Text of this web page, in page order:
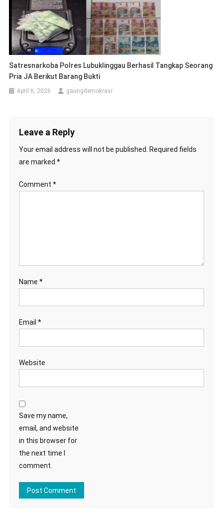
Satresnarkoba Polres Lubuklinggau Berhasil Tangkap Seorang
Pria JA Berikut Barang Bukti
April 6, 2026 gaungdemokrasi
Leave a Reply
Your email address will not be published. Required fields
are marked *
Comment *
Name *
Email *
Website
Save my name,
email, and website
in this browser for
the next time I
comment.